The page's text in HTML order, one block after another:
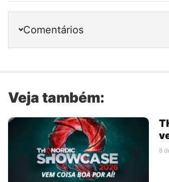
Comentários
Veja também:
8